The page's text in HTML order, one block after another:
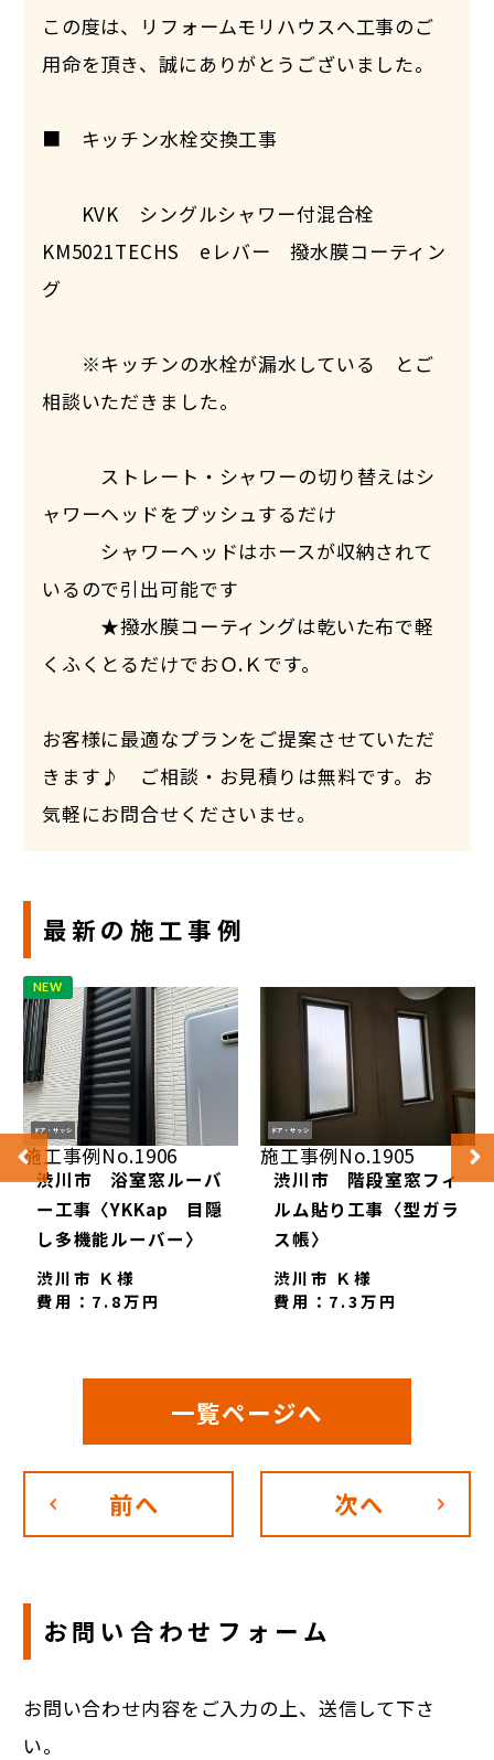
この度は、リフォームモリハウスへ工事のご
用命を頂き、誠にありがとうございました。
■ キッチン水栓交換工事
KVK シングルシャワー付混合栓
KM5021TECHS eレバー 撥水膜コーティン
グ
※キッチンの水栓が漏水している とご
相談いただきました。
ストレート・シャワーの切り替えはシ
ャワーヘッドをプッシュするだけ
シャワーヘッドはホースが収納されて
いるので引出可能です
★撥水膜コーティングは乾いた布で軽
くふくとるだけでおＯ.Ｋです。
お客様に最適なプランをご提案させていただ
きます♪ ご相談・お見積りは無料です。お
気軽にお問合せくださいませ。
最新の施工事例
NEW
ドア・サッシ
施工事例No.1906
渋川市 浴室窓ルーバ
ー工事〈YKKap 目隠
し多機能ルーバー〉
渋川市 Ｋ様
費用：7.8万円
ドア・サッシ
施工事例No.1905
渋川市 階段室窓フィ
ルム貼り工事〈型ガラ
ス帳〉
渋川市 Ｋ様
費用：7.3万円
前へ
一覧ページへ
次へ
お問い合わせフォーム
お問い合わせ内容をご入力の上、送信して下さ
い。